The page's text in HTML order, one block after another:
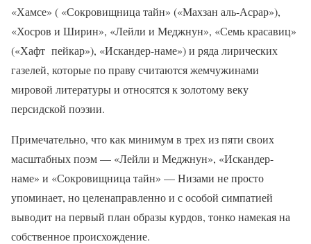
«Хамсе» ( «Сокровищница тайн» («Махзан аль-Асрар»),
«Хосров и Ширин», «Лейли и Меджнун», «Семь красавиц»
(«Хафт пейкар»), «Искандер-наме») и ряда лирических
газелей, которые по праву считаются жемчужинами
мировой литературы и относятся к золотому веку
персидской поэзии.
Примечательно, что как минимум в трех из пяти своих
масштабных поэм — «Лейли и Меджнун», «Искандер-
наме» и «Сокровищница тайн» — Низами не просто
упоминает, но целенаправленно и с особой симпатией
выводит на первый план образы курдов, тонко намекая на
собственное происхождение.